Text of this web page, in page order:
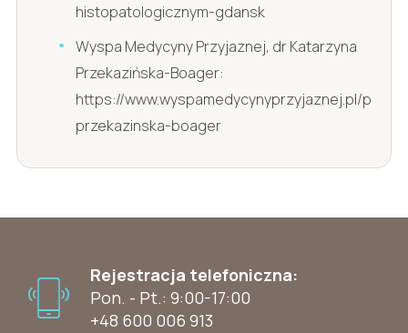
histopatologicznym-gdansk
Wyspa Medycyny Przyjaznej, dr Katarzyna
Przekazińska-Boager:
https://www.wyspamedycynyprzyjaznej.pl/pl/
przekazinska-boager
Rejestracja telefoniczna:
Pon. - Pt.: 9:00-17:00
+48 600 006 913